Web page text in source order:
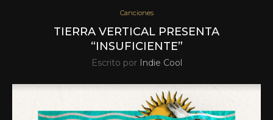
Canciones
TIERRA VERTICAL PRESENTA
“INSUFICIENTE”
Escrito por Indie Cool